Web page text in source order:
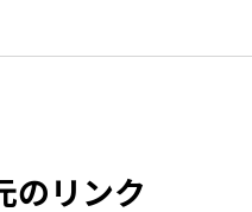
のリンク